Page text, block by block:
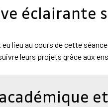
éclairante
eu lieu au cours de cette
leurs projets grâce aux